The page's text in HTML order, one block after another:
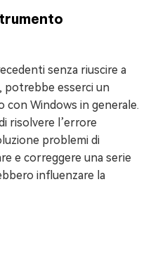
senza riuscire a
potrebbe esserci un
con Windows in generale.
risolvere l’errore
problemi di
e correggere una serie
influenzare la